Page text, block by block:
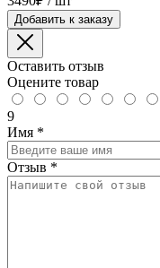
Добавить к заказу
Оставить отзыв
Оцените товар
9
Имя *
Отзыв *